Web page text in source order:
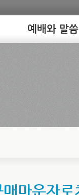
예배와 말씀
마운자로